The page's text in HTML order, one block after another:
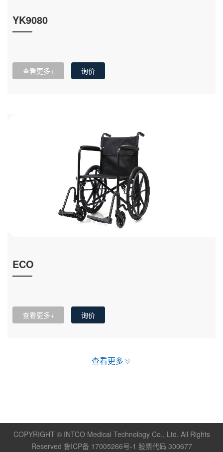
YK9080
查看更多+ 询价
ECO
查看更多+ 询价
查看更多
COPYRIGHT © INTCO Medical Technology Co., Ltd. All Rights
Reserved 鲁ICP备 17005266号-1 股票代码 300677